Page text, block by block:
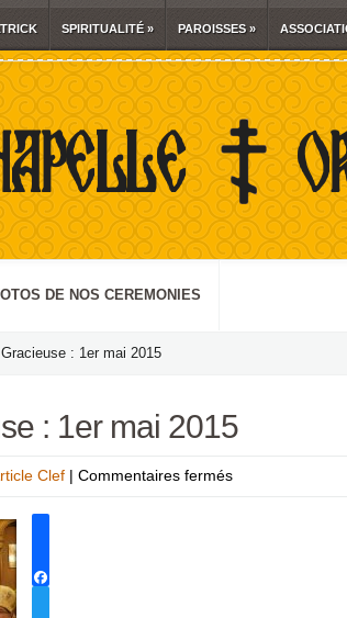
SPIRITUALITÉ» PAROISSES»
DE NOS CEREMONIES
: 1er mai 2015
: 1er mai 2015
Clef Commentaires ferméssur